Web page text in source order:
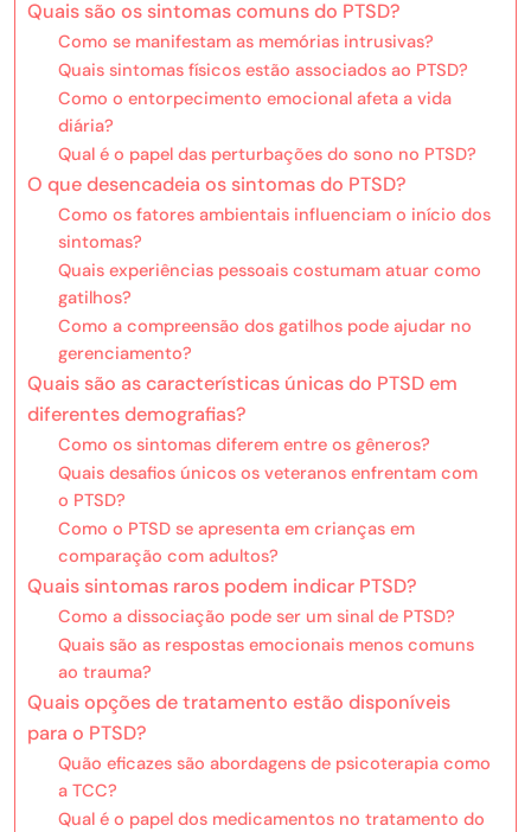
Quais são os sintomas comuns do PTSD?
Como se manifestam as memórias intrusivas?
Quais sintomas físicos estão associados ao PTSD?
Como o entorpecimento emocional afeta a vida
diária?
Qual é o papel das perturbações do sono no PTSD?
O que desencadeia os sintomas do PTSD?
Como os fatores ambientais influenciam o início dos
sintomas?
Quais experiências pessoais costumam atuar como
gatilhos?
Como a compreensão dos gatilhos pode ajudar no
gerenciamento?
Quais são as características únicas do PTSD em
diferentes demografias?
Como os sintomas diferem entre os gêneros?
Quais desafios únicos os veteranos enfrentam com
o PTSD?
Como o PTSD se apresenta em crianças em
comparação com adultos?
Quais sintomas raros podem indicar PTSD?
Como a dissociação pode ser um sinal de PTSD?
Quais são as respostas emocionais menos comuns
ao trauma?
Quais opções de tratamento estão disponíveis
para o PTSD?
Quão eficazes são abordagens de psicoterapia como
a TCC?
Qual é o papel dos medicamentos no tratamento do